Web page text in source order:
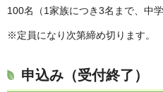
100名（1家族につき3名まで、中
※定員になり次第締め切ります。
申込み（受付終了）